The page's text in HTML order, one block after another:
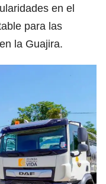
en el
para las
la Guajira.